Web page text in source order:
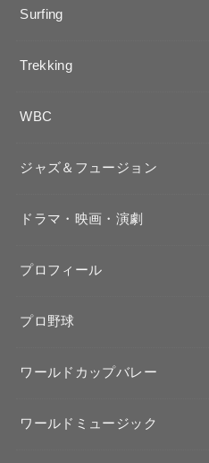
Surfing
Trekking
WBC
ジャズ＆フュージョン
ドラマ・映画・演劇
プロフィール
プロ野球
ワールドカップバレー
ワールドミュージック